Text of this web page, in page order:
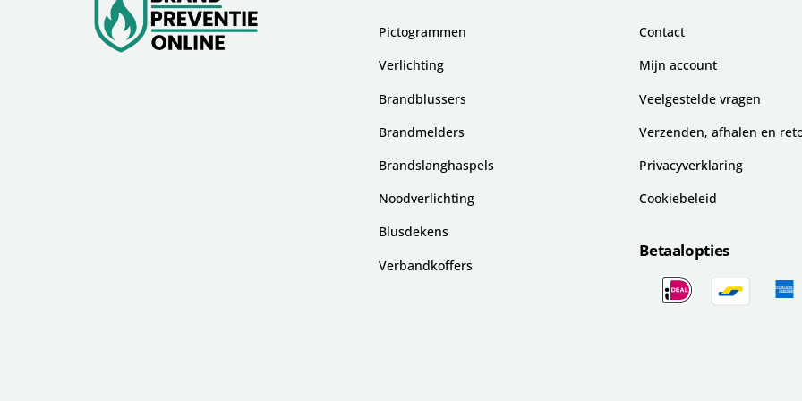
Pictogrammen
Verlichting
Brandblussers
Brandmelders
Brandslanghaspels
Noodverlichting
Blusdekens
Verbandkoffers
Contact
Mijn account
Veelgestelde vragen
Verzenden, afhalen en
Privacyverklaring
Cookiebeleid
Betaalopties